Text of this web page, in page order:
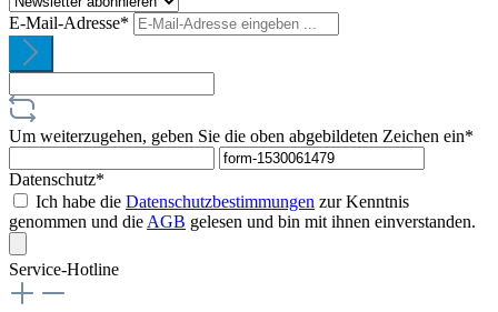
E-Mail-Adresse*
Um weiterzugehen, geben Sie die oben abgebildeten Zeichen ein*
Datenschutz*
Ich habe die Datenschutzbestimmungen zur Kenntnis
genommen und die AGB gelesen und bin mit ihnen einverstanden.
Service-Hotline